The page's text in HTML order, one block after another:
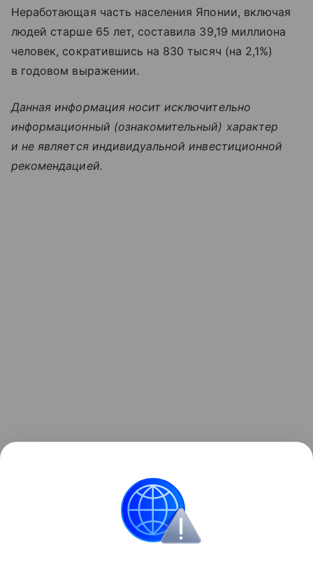
Неработающая часть населения Японии, включая
людей старше 65 лет, составила 39,19 миллиона
человек, сократившись на 830 тысяч (на 2,1%)
в годовом выражении.
Данная информация носит исключительно
информационный (ознакомительный) характер
и не является индивидуальной инвестиционной
рекомендацией.
Безработица: 5 видов
В статье рассмотрим факторы, влияющие на
уровень безработицы, а также экономические и
социальные последствия этого явления.